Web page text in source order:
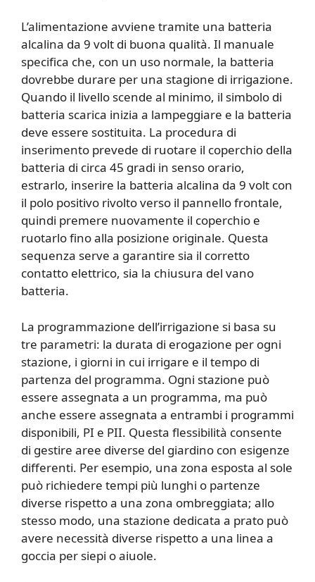
L’alimentazione avviene tramite una batteria
alcalina da 9 volt di buona qualità. Il manuale
specifica che, con un uso normale, la batteria
dovrebbe durare per una stagione di irrigazione.
Quando il livello scende al minimo, il simbolo di
batteria scarica inizia a lampeggiare e la batteria
deve essere sostituita. La procedura di
inserimento prevede di ruotare il coperchio della
batteria di circa 45 gradi in senso orario,
estrarlo, inserire la batteria alcalina da 9 volt con
il polo positivo rivolto verso il pannello frontale,
quindi premere nuovamente il coperchio e
ruotarlo fino alla posizione originale. Questa
sequenza serve a garantire sia il corretto
contatto elettrico, sia la chiusura del vano
batteria.
La programmazione dell’irrigazione si basa su
tre parametri: la durata di erogazione per ogni
stazione, i giorni in cui irrigare e il tempo di
partenza del programma. Ogni stazione può
essere assegnata a un programma, ma può
anche essere assegnata a entrambi i programmi
disponibili, PI e PII. Questa flessibilità consente
di gestire aree diverse del giardino con esigenze
differenti. Per esempio, una zona esposta al sole
può richiedere tempi più lunghi o partenze
diverse rispetto a una zona ombreggiata; allo
stesso modo, una stazione dedicata a prato può
avere necessità diverse rispetto a una linea a
goccia per siepi o aiuole.